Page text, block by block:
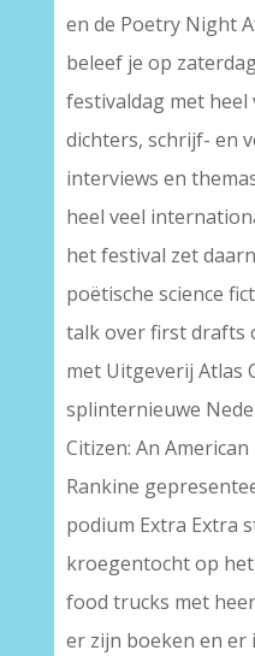
en de Poetry Night
beleef je op
festivaldag met heel
dichters, schrijf- en
interviews en
heel veel
het festival zet
poëtische science
talk over first drafts
met Uitgeverij Atlas
splinternieuwe
Citizen: An
Rankine
podium Extra Extra
kroegentocht op
food trucks met
er zijn boeken en er